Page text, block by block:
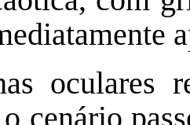
oculares
cenário